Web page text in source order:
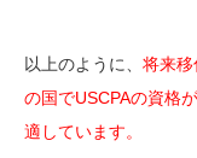
以上のように、 将来
の国でUSCPAの資格
適しています。